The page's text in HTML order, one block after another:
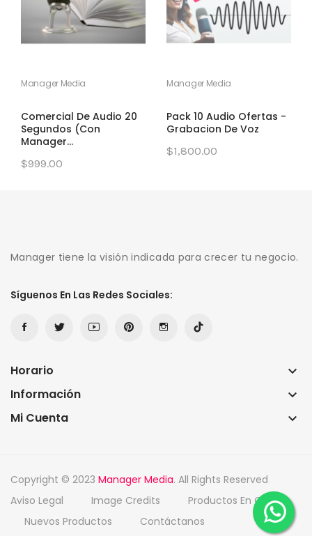
Manager Media
Comercial De Audio 20
Segundos (Con
Manager...
$999.00
Manager Media
Pack 10 Audio Ofertas -
Grabacion De Voz
$1,800.00
Manager tiene la visión indicada para crecer tu negocio.
Síguenos En Las Redes Sociales:
Horario keyboard_arrow_down
Información keyboard_arrow_down
Mi Cuenta keyboard_arrow_down
Copyright © 2023 Manager Media. All Rights Reserved
Aviso Legal
Image Credits
Productos En Oferta
Nuevos Productos
Contáctanos